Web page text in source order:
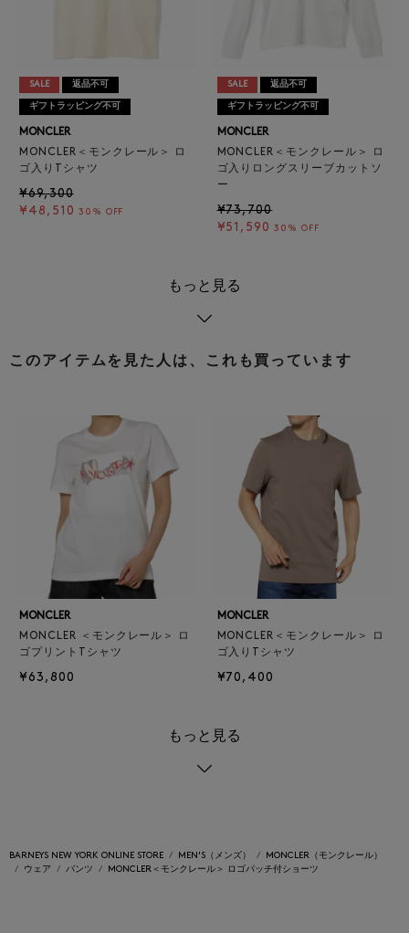
SALE 返品不可
ギフトラッピング不可
MONCLER
MONCLER＜モンクレール＞ ロ
ゴ入りTシャツ
¥69,300
¥48,510 30% OFF
SALE 返品不可
ギフトラッピング不可
MONCLER
MONCLER＜モンクレール＞ ロ
ゴ入りロングスリーブカットソ
ー
¥73,700
¥51,590 30% OFF
もっと見る
このアイテムを見た人は、これも買っています
MONCLER
MONCLER ＜モンクレール＞ ロ
ゴプリントTシャツ
¥63,800
MONCLER
MONCLER＜モンクレール＞ ロ
ゴ入りTシャツ
¥70,400
もっと見る
BARNEYS NEW YORK ONLINE STORE MEN'S（メンズ）
MONCLER（モンクレール）
ウェア
パンツ MONCLER＜モンクレール＞ ロゴパッチ付ショーツ